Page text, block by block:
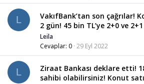
L
VakıfBank’tan son çağrılar!
2 gün! 45 bin TL’ye 2+0 ve
Leila
Cevaplar 0 29 Eyl 2022
L
Ziraat Bankası deklare etti!
sahibi olabilirsiniz! Konut